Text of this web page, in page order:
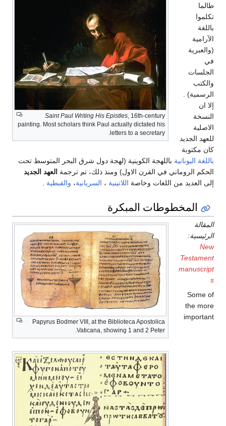
Saint Paul Writing His Epistles, 16th-century
painting. Most scholars think Paul actually dictated his
letters to a secretary.
طالما
تكلموا
باللغة
الآرامية
(والعبرية
في
الجلسات
والكتب
الرسمية) .
إلا ان
النسخة
الاصلية
للعهد الجديد
كان مكتوبة
باللغة اليونانية باللهجة الكوينية (لهجة دول شرق البحر المتوسط تحت
الحكم الروماني في القرن الاول) ومنذ ذلك، تم ترجمة العهد الجديد
إلى العديد من اللغات وخاصة اللاتينية ، السريانية، والقبطية .
المخطوطات المبكرة
Papyrus Bodmer VIII, at the Biblioteca Apostolica
Vaticana, showing 1 and 2 Peter.
المقالة
الرئيسية:
New
Testament
manuscript
s
Some of
the more
important